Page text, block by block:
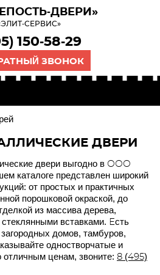
ДВЕРИ»
СЕРВИС»
150-58-29
ЗВОНОК
ДВЕРИ
двери выгодно в ООО
каталоге представлен широкий
от простых и практичных
порошковой окраской, до
из массива дерева,
вставками. Есть
домов, тамбуров,
одностворчатые и
отличным ценам, звоните: 8 (495)